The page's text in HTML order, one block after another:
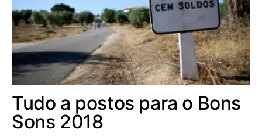
Tudo a postos para o Bons
Sons 2018